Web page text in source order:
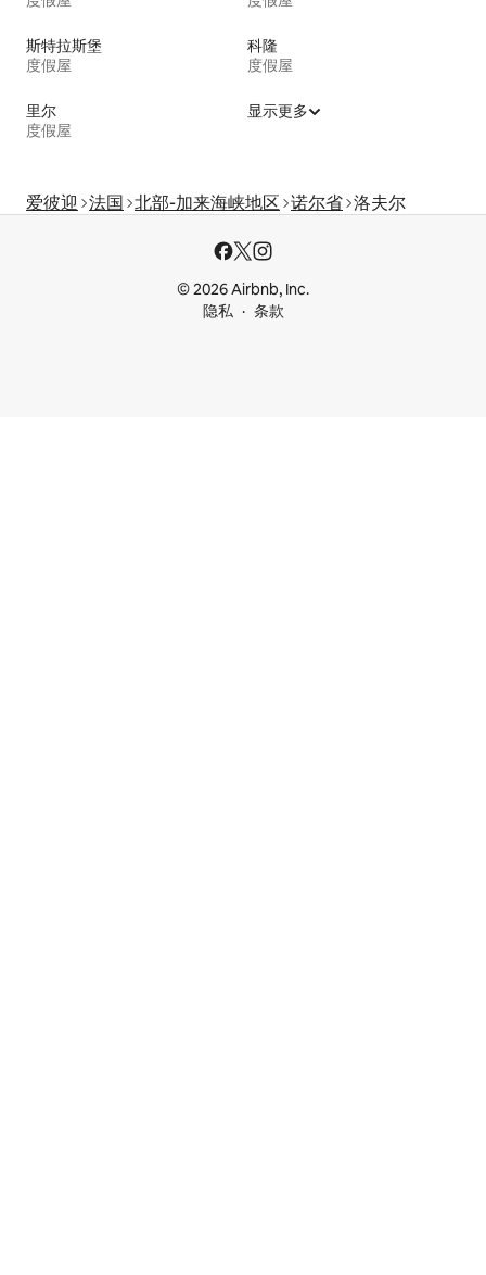
斯特拉斯堡
度假屋
科隆
度假屋
里尔
度假屋
显示更多
爱彼迎 法国 北部-加来海峡地区 诺尔省 洛夫尔
© 2026 Airbnb, Inc.
隐私
条款